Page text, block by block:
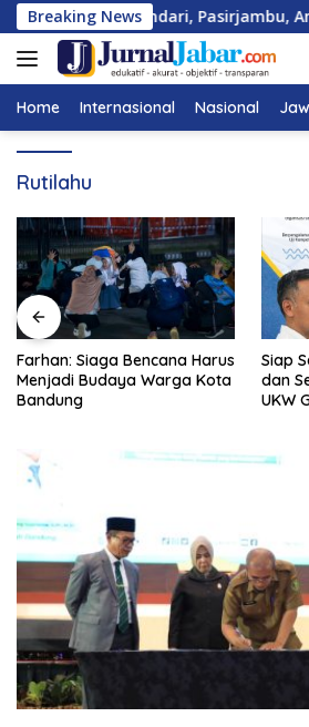
Langsung
ke
konten
Breaking News
01, Desa Cisondari, Pasirjambu,
Home Internasional Nasional
Rutilahu
Farhan: Siaga Bencana Harus
Menjadi Budaya Warga Kota
Bandung
Siap
dan
UKW